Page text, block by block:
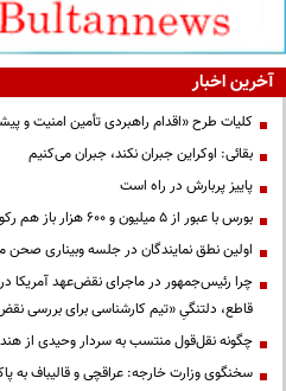
آخرین اخبار
کلیات طرح «اقدام راهبردی تأمین امنیت و
بقائی: اوکراین جبران نکند، جبران می‌کنیم
پاییز پربارش در راه است
بورس با عبور از ۵ میلیون و ۶۰۰ هزار باز هم رکورد تاریخی زد
اولین نطق نمایندگان در جلسه وبیناری
چرا رئیس‌جمهور در ماجرای نقض‌عهد آمریکا
قاطع، دلتنگیِ «تیم کارشناسی برای بررسی
چگونه نقل‌قول منتسب به سردار وحیدی از هند
سخنگوی وزارت خارجه: عراقچی و قالیباف به